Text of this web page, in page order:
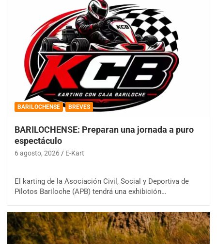
BARILOCHENSE BREVES
BARILOCHENSE: Preparan una jornada a puro
espectáculo
6 agosto, 2026 E-Kart
El karting de la Asociación Civil, Social y Deportiva de
Pilotos Bariloche (APB) tendrá una exhibición…